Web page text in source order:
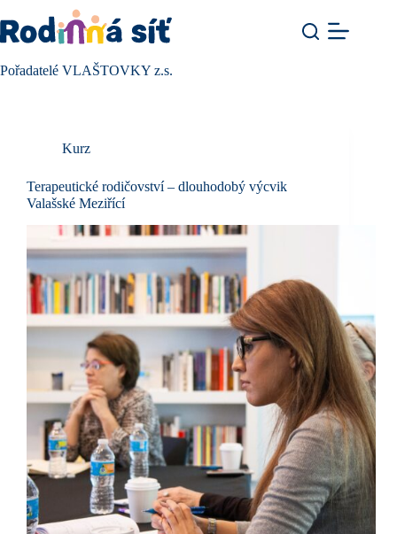
Pořadatelé VLAŠTOVKY z.s.
Kurz
Terapeutické rodičovství – dlouhodobý výcvik
Valašské Meziřící